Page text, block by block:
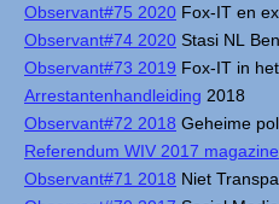
Observant#75 2020 Fox-IT en
Observant#74 2020 Stasi NL
Observant#73 2019 Fox-IT in
Arrestantenhandleiding 2018
Observant#72 2018 Geheime
Referendum WIV 2017 magazine
Observant#71 2018 Niet